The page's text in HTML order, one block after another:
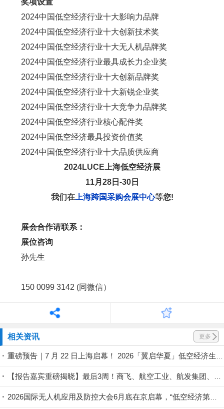
奖项设置
2024中国低空经济行业十大影响力品牌
2024中国低空经济行业十大创新技术奖
2024中国低空经济行业十大无人机品牌奖
2024中国低空经济行业最具成长力企业奖
2024中国低空经济行业十大创新品牌奖
2024中国低空经济行业十大新锐企业奖
2024中国低空经济行业十大竞争力品牌奖
2024中国低空经济行业核心配件奖
2024中国低空经济最具投资价值奖
2024中国低空经济行业十大品质供应商
我们在
展位咨询
相关资讯 更多